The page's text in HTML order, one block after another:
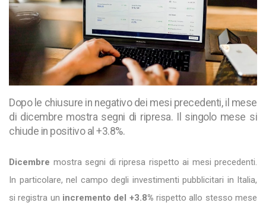
Dopo le chiusure in negativo dei mesi precedenti, il mese
di dicembre mostra segni di ripresa. Il singolo mese si
chiude in positivo al +3.8%.
Dicembre mostra segni di ripresa rispetto ai mesi precedenti.
In particolare, nel campo degli investimenti pubblicitari in Italia,
si registra un incremento del +3.8% rispetto allo stesso mese